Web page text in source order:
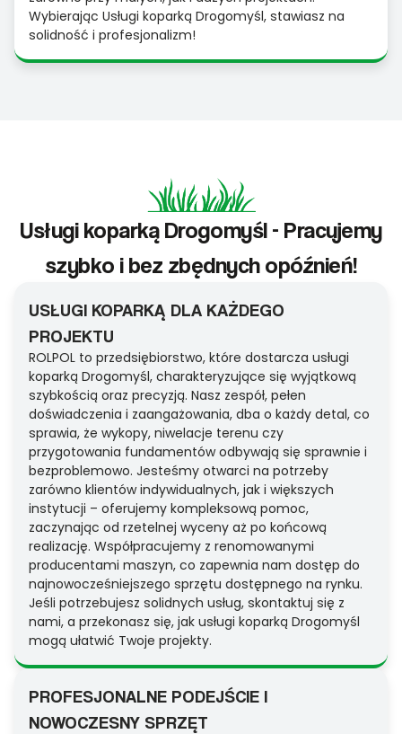
Wybierając Usługi koparką Drogomyśl, stawiasz na
solidność i profesjonalizm!
Usługi koparką Drogomyśl - Pracujemy
szybko i bez zbędnych opóźnień!
USŁUGI KOPARKĄ DLA KAŻDEGO
PROJEKTU
ROLPOL to przedsiębiorstwo, które dostarcza usługi
koparką Drogomyśl, charakteryzujące się wyjątkową
szybkością oraz precyzją. Nasz zespół, pełen
doświadczenia i zaangażowania, dba o każdy detal, co
sprawia, że wykopy, niwelacje terenu czy
przygotowania fundamentów odbywają się sprawnie i
bezproblemowo. Jesteśmy otwarci na potrzeby
zarówno klientów indywidualnych, jak i większych
instytucji – oferujemy kompleksową pomoc,
zaczynając od rzetelnej wyceny aż po końcową
realizację. Współpracujemy z renomowanymi
producentami maszyn, co zapewnia nam dostęp do
najnowocześniejszego sprzętu dostępnego na rynku.
Jeśli potrzebujesz solidnych usług, skontaktuj się z
nami, a przekonasz się, jak usługi koparką Drogomyśl
mogą ułatwić Twoje projekty.
PROFESJONALNE PODEJŚCIE I
NOWOCZESNY SPRZĘT